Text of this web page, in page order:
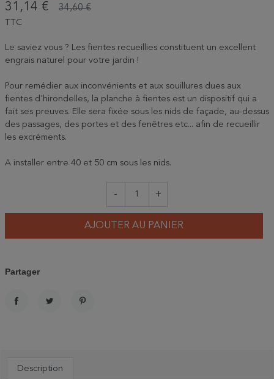
31,14 € 34,60 €
TTC
Le saviez vous ? Les fientes recueillies constituent un excellent
engrais naturel pour votre jardin !
Pour remédier aux inconvénients et aux souillures dues aux
fientes d'hirondelles, la planche à fientes est un dispositif qui a
fait ses preuves. Elle sera fixée sous les nids de façade, au-dessus
des passages, des portes et des fenêtres etc... afin de recueillir
les excréments.
A installer entre 40 et 50 cm sous les nids.
- +
AJOUTER AU PANIER
Partager
Description